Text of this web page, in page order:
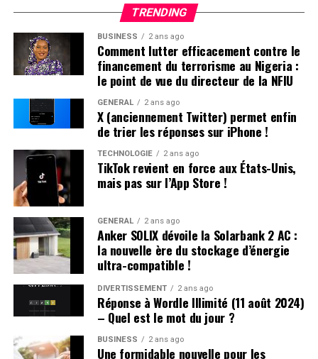
impliquant trois hommes. L’un des participants, avec
des marques visibles sur son manteau, a déclaré avoir
été attaqué au couteau par les deux autres. Ces derniers
ont rejeté les accusations lors de leur interrogatoire.
Déjà sous le coup d’une obligation de quitter le
accompagnée d’une assignation à résidence. La victime
n’a pas porté plainte et était introuvable à son domicile.
Affrontements et Tentative de Vol :
Comparution au Tribunal en Avril
Un autre incident s’est produit à Villeneuve-sur-Lot où
plusieurs individus se sont battus après avoir reçu des
menaces liées à un vol automobile avorté. Le parquet a
décidé de poursuivre trois passagers en leur proposant
une comparution sur reconnaissance préalable de
culpabilité (CRPC). Ils devront se présenter devant le
tribunal local fin avril.
TRENDING
BUSINESS 2 ans ago
Comment lutter efficacement contre le
financement du terrorisme au Nigeria :
le point de vue du directeur de la NFIU
GÉNÉRAL 2 ans ago
X (anciennement Twitter) permet enfin
de trier les réponses sur iPhone !
TECHNOLOGIE 2 ans ago
TikTok revient en force aux États-Unis,
mais pas sur l’App Store !
GÉNÉRAL 2 ans ago
Anker SOLIX dévoile la Solarbank 2 AC :
la nouvelle ère du stockage d’énergie
ultra-compatible !
DIVERTISSEMENT 2 ans ago
Réponse à Wordle Illimité (11 août 2024)
– Quel est le mot du jour ?
BUSINESS 2 ans ago
Une formidable nouvelle pour les